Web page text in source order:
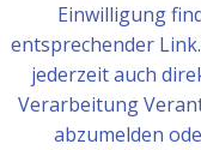
Einwilligung
entsprechender
jederzeit auch
Verarbeitung
abzumelden